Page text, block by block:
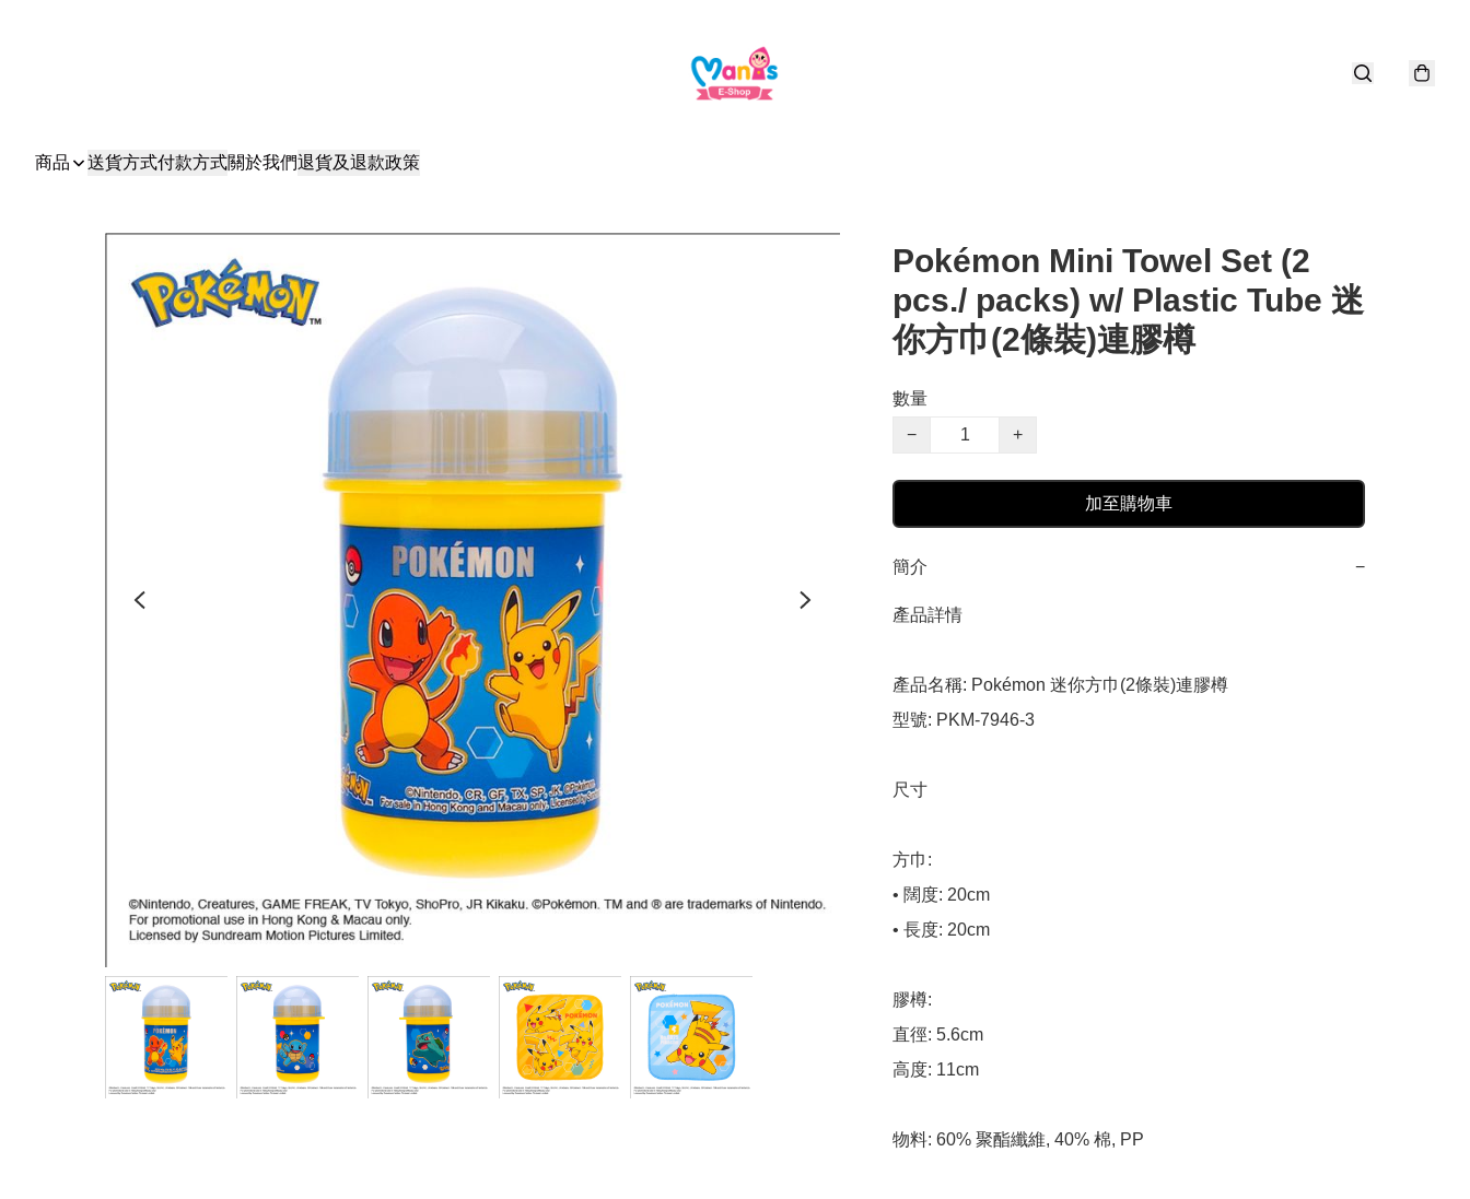
商品 送貨方式付款方式關於我們退貨及退款政策
Pokémon Mini Towel Set (2
pcs./ packs) w/ Plastic Tube 迷
你方巾(2條裝)連膠樽
數量
−
+
加至購物車
簡介 −
產品詳情
產品名稱: Pokémon 迷你方巾(2條裝)連膠樽
型號: PKM-7946-3
尺寸
方巾:
• 闊度: 20cm
• 長度: 20cm
膠樽:
直徑: 5.6cm
高度: 11cm
物料: 60% 聚酯纖維, 40% 棉, PP